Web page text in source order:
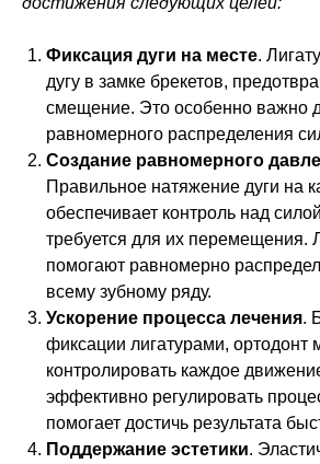
Фиксация дуги на месте.
дугу в замке брекетов,
смещение. Это особенно важно
равномерного распределения
Создание равномерного
Правильное натяжение дуги на
обеспечивает контроль над
требуется для их перемещения.
помогают равномерно
всему зубному ряду.
Ускорение процесса лечения.
фиксации лигатурами, ортодонт
контролировать каждое
эффективно регулировать
помогает достичь результата
Поддержание эстетики.